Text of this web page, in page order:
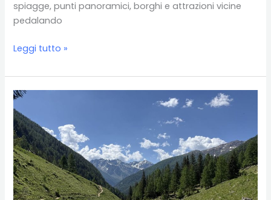
spiagge, punti panoramici, borghi e attrazioni vicine
pedalando
Cavallino
Treporti
in
bici:
cosa
vedere
tra
mare,
laguna
e
Leggi tutto »